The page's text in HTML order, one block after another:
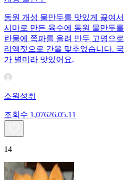
동원 개성 물만두를 맛있게 끓여
시마로 만든 육수에 동원 물만두
란물에 쪽파를 올려 만두 고명으
리액젓으로 간을 맞추었습니다.
가 별미라 맛있어요.
소원성취
조회수 1,07626.05.11
14